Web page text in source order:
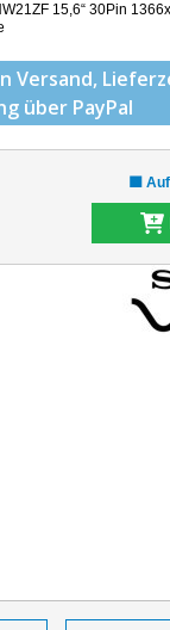
15,6“ 30Pin
Versand,
über PayPal
🟩